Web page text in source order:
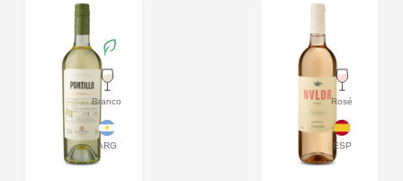
Branco Rosé